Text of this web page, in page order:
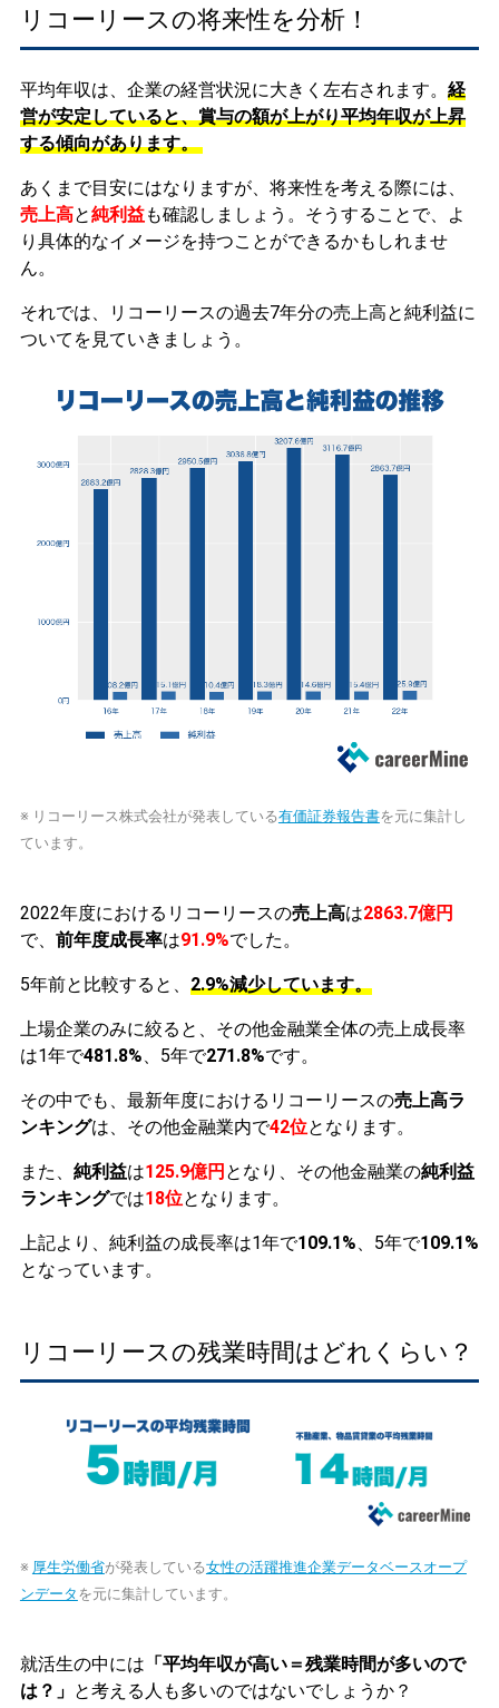
リコーリースの将来性を分析！
平均年収は、企業の経営状況に大きく左右されます。 経
営が安定していると、賞与の額が上がり平均年収が上昇
する傾向があります。
あくまで目安にはなりますが、将来性を考える際には、
売上高と純利益も確認しましょう。そうすることで、よ
り具体的なイメージを持つことができるかもしれませ
ん。
それでは、リコーリースの過去7年分の売上高と純利益に
ついてを見ていきましょう。
※ リコーリース株式会社が発表している有価証券報告書を元に集計し
ています。
2022年度におけるリコーリースの売上高は2863.7億円
で、 前年度成長率は91.9%でした。
5年前と比較すると、 2.9%減少しています。
上場企業のみに絞ると、その他金融業全体の売上成長率
は1年で481.8%、5年で271.8%です。
その中でも、最新年度におけるリコーリースの売上高ラ
ンキングは、その他金融業内で42位となります。
また、 純利益は125.9億円 となり、その他金融業の純利益
ランキングでは18位となります。
上記より、純利益の成長率は1年で109.1%、5年で109.1%
となっています。
リコーリースの残業時間はどれくらい？
※ 厚生労働省が発表している女性の活躍推進企業データベースオープ
ンデータ を元に集計しています。
就活生の中には 「平均年収が高い＝残業時間が多いので
は？」 と考える人も多いのではないでしょうか？